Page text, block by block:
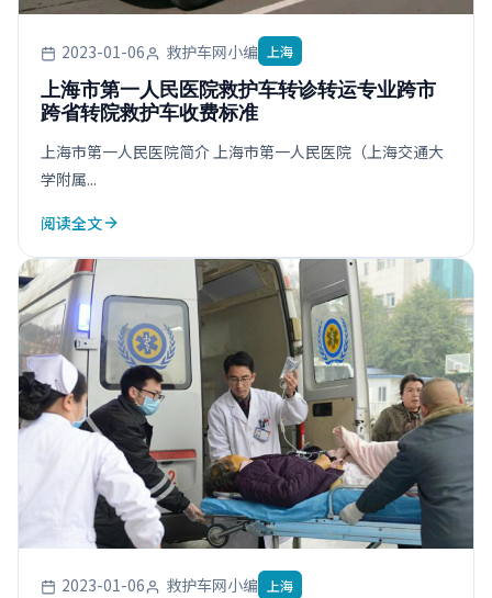
2023-01-06 救护车网小编 上海
上海市第一人民医院救护车转诊转运专业跨市
跨省转院救护车收费标准
上海市第一人民医院简介 上海市第一人民医院（上海交通大
学附属...
阅读全文
2023-01-06 救护车网小编 上海